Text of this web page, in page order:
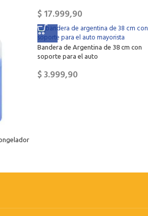
$17.999,90
Bandera de Argentina de 38 cm con
soporte para el auto
$3.999,90